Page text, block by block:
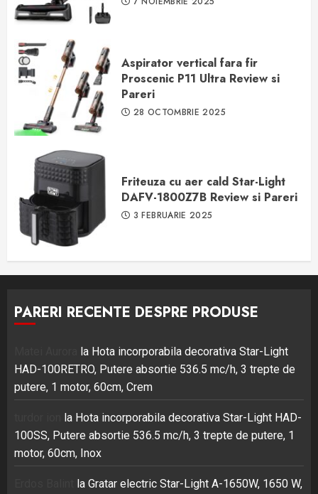
Aspirator vertical fara fir
Proscenic P11 Ultra Review si
Pareri
28 OCTOMBRIE 2025
Friteuza cu aer cald Star-Light
DAFV-1800Z7B Review si Pareri
3 FEBRUARIE 2025
PARERI RECENTE DESPRE PRODUSE
la Hota incorporabila decorativa Star-Light
HAD-100RETRO, Putere absortie 536.5 mc/h, 3 trepte de
putere, 1 motor, 60cm, Crem
la Hota incorporabila decorativa Star-Light HAD-
100SS, Putere absortie 536.5 mc/h, 3 trepte de putere, 1
motor, 60cm, Inox
la Gratar electric Star-Light A-1650W, 1650 W,